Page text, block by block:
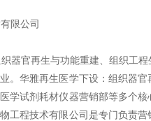
限公司
器官再生与功能重建、组织工
。华雅再生医学下设：组织器
学试剂耗材仪器营销部等多个核
工程技术有限公司是专门负责营